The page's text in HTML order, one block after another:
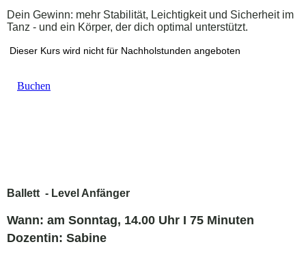
Dein Gewinn: mehr Stabilität, Leichtigkeit und Sicherheit im
Tanz - und ein Körper, der dich optimal unterstützt.
Dieser Kurs wird nicht für Nachholstunden angeboten
Buchen
Ballett - Level Anfänger
Wann: am Sonntag, 14.00 Uhr I 75 Minuten
Dozentin: Sabine